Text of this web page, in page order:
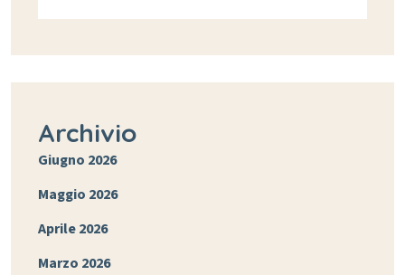
Archivio
Giugno 2026
Maggio 2026
Aprile 2026
Marzo 2026